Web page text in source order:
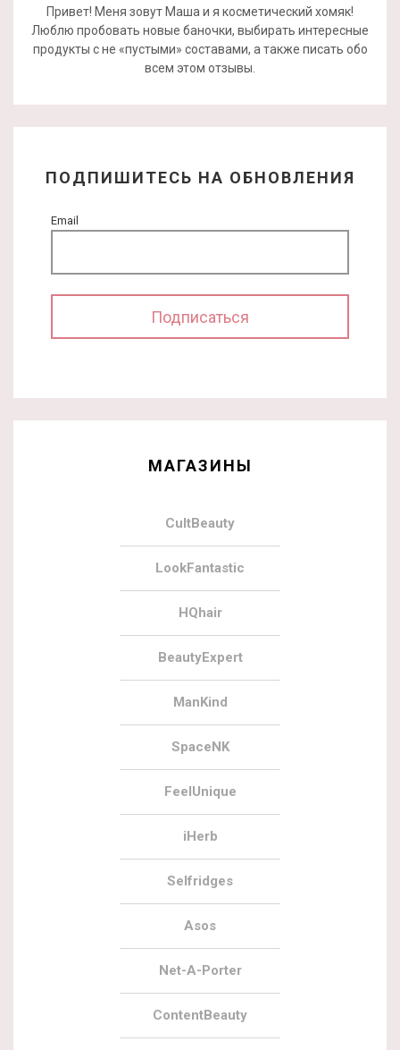
Привет! Меня зовут Маша и я косметический хомяк!
Люблю пробовать новые баночки, выбирать интересные
продукты с не «пустыми» составами, а также писать обо
всем этом отзывы.
ПОДПИШИТЕСЬ НА ОБНОВЛЕНИЯ
Email
МАГАЗИНЫ
CultBeauty
LookFantastic
HQhair
BeautyExpert
ManKind
SpaceNK
FeelUnique
iHerb
Selfridges
Asos
Net-A-Porter
ContentBeauty